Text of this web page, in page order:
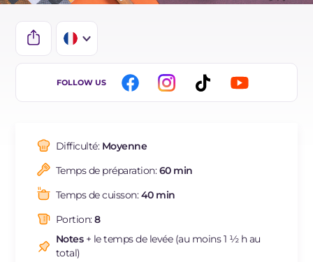
IT
ES
BR
FOLLOW US
Difficulté: Moyenne
Temps de préparation:60 min
Temps de cuisson:40 min
Portion:8
Notes+ le temps de levée (au moins 1 ½ h au
total)